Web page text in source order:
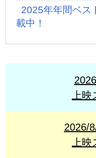
2025年年間ベス
載中！
上
2026/
上